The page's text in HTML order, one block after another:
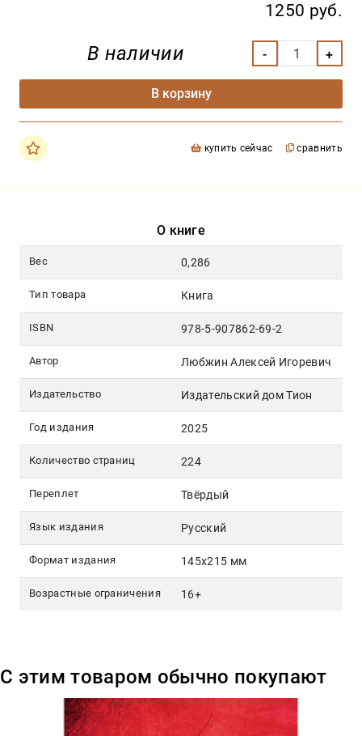
1250 руб.
В наличии
В корзину
купить сейчас сравнить
О книге
Вес 0,286
Тип товара Книга
ISBN 978-5-907862-69-2
Автор Любжин Алексей Игоревич
Издательство Издательский дом Тион
Год издания 2025
Количество страниц 224
Переплет Твёрдый
Язык издания Русский
Формат издания 145х215 мм
Возрастные ограничения 16+
С этим товаром обычно покупают